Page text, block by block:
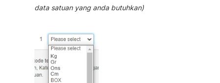
data satuan yang anda butuhkan)